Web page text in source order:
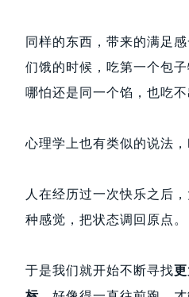
同样的东西，带来的满足
们饿的时候，吃第一个包
哪怕还是同一个馅，也吃不
心理学上也有类似的说法，
人在经历过一次快乐之后
种感觉，把状态调回原点。
于是我们就开始不断寻找